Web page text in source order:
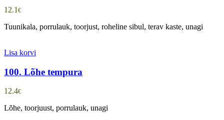
12.1 €
Tuunikala, porrulauk, toorjust, roheline sibul, terav kaste, unagi
Lisa korvi
100. Lõhe tempura
12.4€
Lõhe, toorjuust, porrulauk, unagi